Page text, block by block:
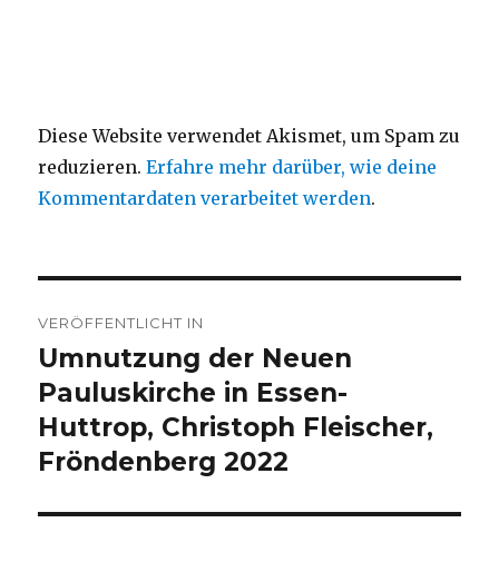
Diese Website verwendet Akismet, um Spam zu
reduzieren.Erfahre mehr darüber, wie deine
Kommentardaten verarbeitet werden.
VERÖFFENTLICHT IN
Umnutzung der Neuen
Pauluskirche in Essen-
Huttrop, Christoph Fleischer,
Fröndenberg 2022